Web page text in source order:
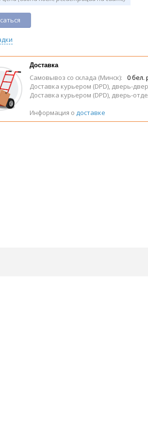
Доставка
Самовывоз со склада (Минск):
0 бел.
Доставка курьером (DPD), дверь-
Доставка курьером (DPD), дверь-
Информация о доставке